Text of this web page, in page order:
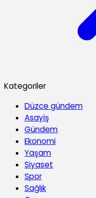
Kategoriler
Düzce gündem
Asayiş
Gündem
Ekonomi
Yaşam
Siyaset
Spor
Sağlık